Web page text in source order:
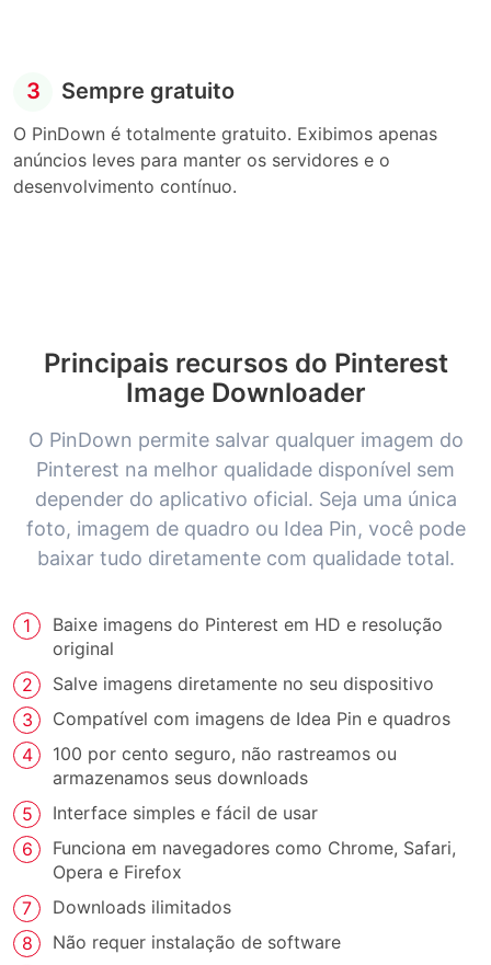
3 Sempre gratuito
O PinDown é totalmente gratuito. Exibimos apenas
anúncios leves para manter os servidores e o
desenvolvimento contínuo.
Principais recursos do Pinterest
Image Downloader
O PinDown permite salvar qualquer imagem do
Pinterest na melhor qualidade disponível sem
depender do aplicativo oficial. Seja uma única
foto, imagem de quadro ou Idea Pin, você pode
baixar tudo diretamente com qualidade total.
Baixe imagens do Pinterest em HD e resolução
original
Salve imagens diretamente no seu dispositivo
Compatível com imagens de Idea Pin e quadros
100 por cento seguro, não rastreamos ou
armazenamos seus downloads
Interface simples e fácil de usar
Funciona em navegadores como Chrome, Safari,
Opera e Firefox
Downloads ilimitados
Não requer instalação de software